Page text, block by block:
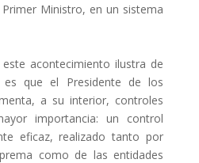
Ministro, en un sistema
acontecimiento ilustra de
es que el Presidente de los
a su interior, controles
importancia: un control
eficaz, realizado tanto por
como de las entidades